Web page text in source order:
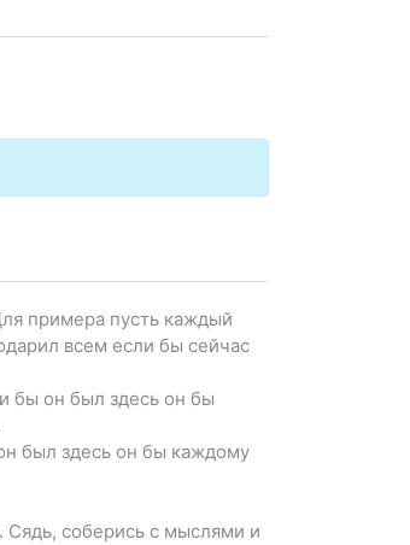
примера пусть каждый
всем если бы сейчас
бы он был здесь он бы
был здесь он бы каждому
соберись с мыслями и